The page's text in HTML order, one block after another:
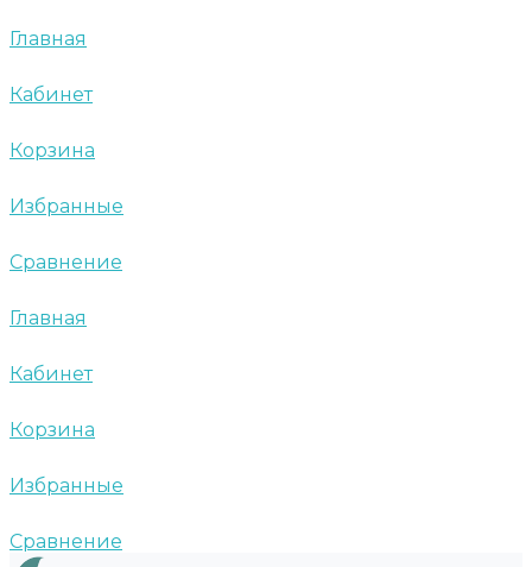
Главная
Кабинет
Корзина
Избранные
Сравнение
Главная
Кабинет
Корзина
Избранные
Сравнение